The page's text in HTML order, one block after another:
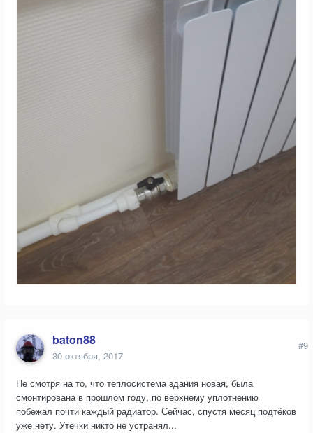
baton88
30 октября, 2017
#9
Не смотря на то, что теплосистема здания новая, была
смонтирована в прошлом году, по верхнему уплотнению
побежал почти каждый радиатор. Сейчас, спустя месяц подтёков
уже нету. Утечки никто не устранял...